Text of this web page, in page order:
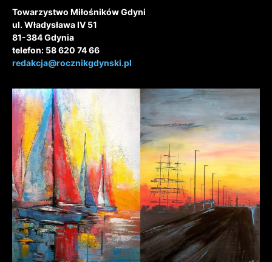
Towarzystwo Miłośników Gdyni
ul. Władysława IV 51
81-384 Gdynia
telefon: 58 620 74 66
redakcja@rocznikgdynski.pl